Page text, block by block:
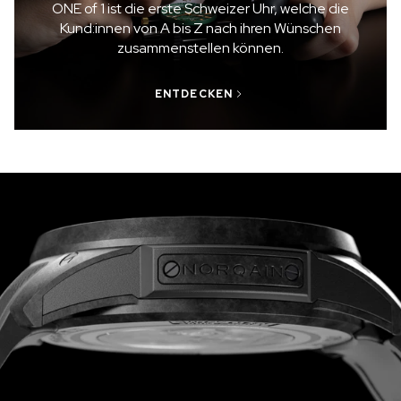
ONE of 1 ist die erste Schweizer Uhr, welche die
Kund:innen von A bis Z nach ihren Wünschen
zusammenstellen können.
ENTDECKEN